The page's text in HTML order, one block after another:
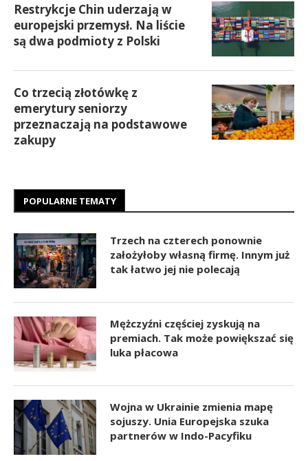
Restrykcje Chin uderzają w
europejski przemysł. Na liście
są dwa podmioty z Polski
Co trzecią złotówkę z
emerytury seniorzy
przeznaczają na podstawowe
zakupy
POPULARNE TEMATY
Trzech na czterech ponownie
założyłoby własną firmę. Innym już
tak łatwo jej nie polecają
Mężczyźni częściej zyskują na
premiach. Tak może powiększać się
luka płacowa
Wojna w Ukrainie zmienia mapę
sojuszy. Unia Europejska szuka
partnerów w Indo-Pacyfiku